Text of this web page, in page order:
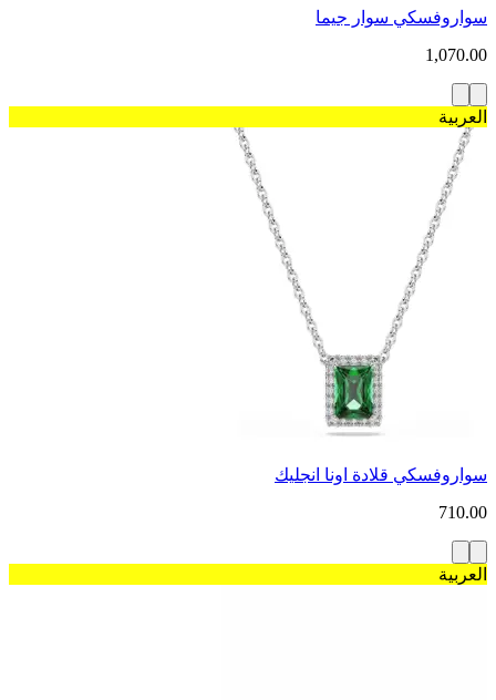
سواروفسكي سوار جيما
1,070.00
العربية
سواروفسكي قلادة اونا انجليك
710.00
العربية